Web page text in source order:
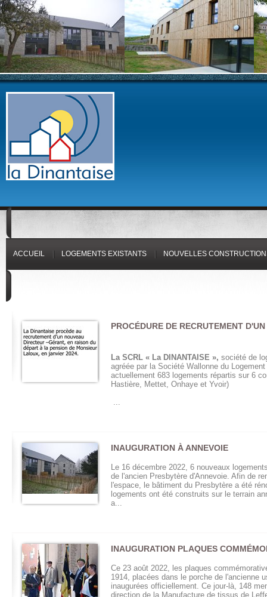
ACCUEIL LOGEMENTS EXISTANTS NOUVELLES
PROCÉDURE DE RECRUTEMENT
La SCRL « La DINANTAISE », société de
agréée par la Société Wallonne du
actuellement 683 logements répartis sur 6
Hastière, Mettet, Onhaye et Yvoir)
...
INAUGURATION À ANNEVOIE
Le 16 décembre 2022, 6 nouveaux
de l'ancien Presbytère d'Annevoie. Afin de
l'espace, le bâtiment du Presbytère a été
logements ont été construits sur le terrain
a...
INAUGURATION PLAQUES
Ce 23 août 2022, les plaques
1914, placées dans le porche de l'ancienne
inaugurées officiellement. Ce jour-là, 148
direction de la Manufacture de tissus de